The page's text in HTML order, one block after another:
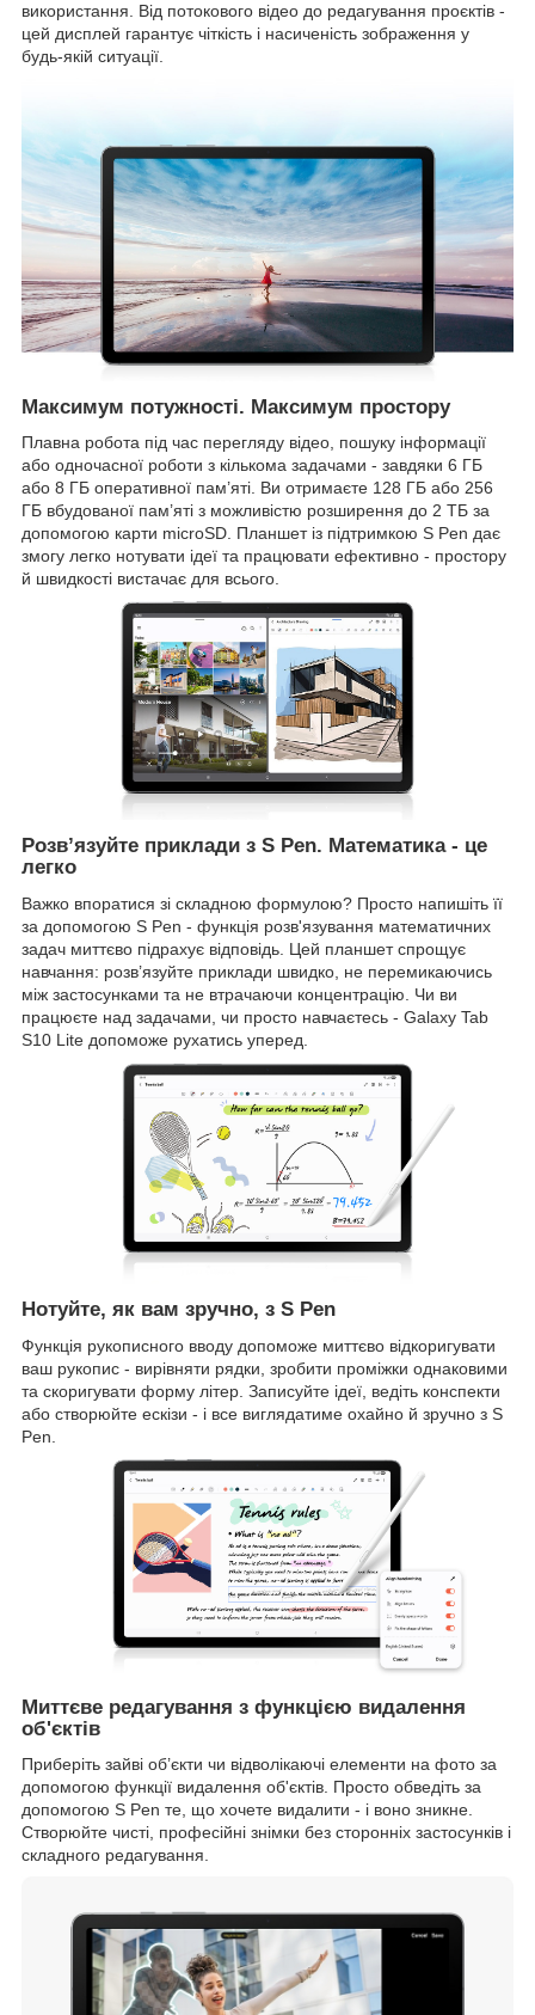
використання. Від потокового відео до редагування проєктів -
цей дисплей гарантує чіткість і насиченість зображення у
будь-якій ситуації.
Максимум потужності. Максимум простору
Плавна робота під час перегляду відео, пошуку інформації
або одночасної роботи з кількома задачами - завдяки 6 ГБ
або 8 ГБ оперативної пам’яті. Ви отримаєте 128 ГБ або 256
ГБ вбудованої пам’яті з можливістю розширення до 2 ТБ за
допомогою карти microSD. Планшет із підтримкою S Pen дає
змогу легко нотувати ідеї та працювати ефективно - простору
й швидкості вистачає для всього.
Розв’язуйте приклади з S Pen. Математика - це
легко
Важко впоратися зі складною формулою? Просто напишіть її
за допомогою S Pen - функція розв'язування математичних
задач миттєво підрахує відповідь. Цей планшет спрощує
навчання: розв’язуйте приклади швидко, не перемикаючись
між застосунками та не втрачаючи концентрацію. Чи ви
працюєте над задачами, чи просто навчаєтесь - Galaxy Tab
S10 Lite допоможе рухатись уперед.
Нотуйте, як вам зручно, з S Pen
Функція рукописного вводу допоможе миттєво відкоригувати
ваш рукопис - вирівняти рядки, зробити проміжки однаковими
та скоригувати форму літер. Записуйте ідеї, ведіть конспекти
або створюйте ескізи - і все виглядатиме охайно й зручно з S
Pen.
Миттєве редагування з функцією видалення
об'єктів
Приберіть зайві об’єкти чи відволікаючі елементи на фото за
допомогою функції видалення об'єктів. Просто обведіть за
допомогою S Pen те, що хочете видалити - і воно зникне.
Створюйте чисті, професійні знімки без сторонніх застосунків і
складного редагування.